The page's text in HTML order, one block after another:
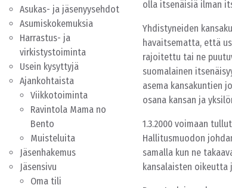
Asukas- ja jäsenyysehdot
Asumiskokemuksia
Harrastus- ja
virkistystoiminta
Usein kysyttyjä
Ajankohtaista
Viikkotoiminta
Ravintola Mama no
Bento
Muisteluita
Jäsenhakemus
Jäsensivu
Oma tili
olla itsenäisiä ilman
Yhdistyneiden
havaitsematta, että
rajoitettu tai ne
suomalainen
asema kansakuntien
osana kansan ja
1.3.2000 voimaan
Hallitusmuodon
samalla kun ne
kansalaisten oikeutta